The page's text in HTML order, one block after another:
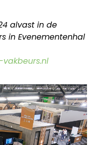
alvast in de
in Evenementenhal